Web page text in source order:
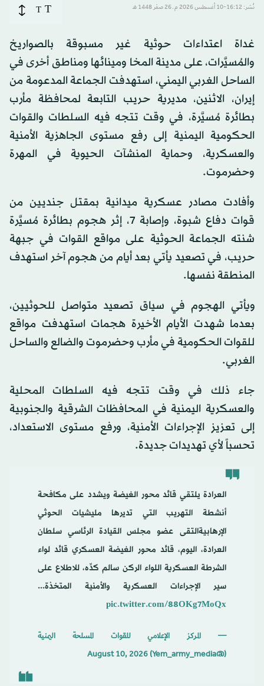
نُشر: 16:12-10 أغسطس 2026 م ـ 26 صفَر 1448 هـ T
T
غداة اعتداءات حوثية غير مسبوقة بالصواريخ
والمُسيَّرات، على مدينة المخا ومينائها ومناطق أخرى في
الساحل الغربي اليمني، استهدفت الجماعة المدعومة من
إيران، الاثنين، مديرية حريب التابعة لمحافظة مأرب
بطائرة مُسيَّرة، في وقت تتجه فيه السلطات والقوات
الحكومية اليمنية إلى رفع مستوى الجاهزية الأمنية
والعسكرية، وحماية المنشآت الحيوية في المهرة
وحضرموت.
وأفادت مصادر عسكرية ميدانية بمقتل جنديين من
قوات دفاع شبوة، وإصابة 7، إثر هجوم بطائرة مُسيَّرة
شنته الجماعة الحوثية على مواقع القوات في جبهة
حريب، في تصعيد يأتي بعد أيام من هجوم آخر استهدف
المنطقة نفسها.
ويأتي الهجوم في سياق تصعيد متواصل للحوثيين،
بعدما شهدت الأيام الأخيرة هجمات استهدفت مواقع
للقوات الحكومية في مأرب وحضرموت والضالع والساحل
الغربي.
جاء ذلك في وقت تتجه فيه السلطات المحلية
والعسكرية اليمنية في المحافظات الشرقية والجنوبية
إلى تعزيز الإجراءات الأمنية، ورفع مستوى الاستعداد،
تحسباً لأي تهديدات جديدة.
العرادة يلتقي قائد محور الغيضة ويشدد على مكافحة
أنشطة التهريب التي تديرها مليشيات الحوثي
الإرهابيةالتقى عضو مجلس القيادة الرئاسي سلطان
العرادة، اليوم، قائد محور الغيضة العسكري قائد لواء
الشرطة العسكرية اللواء الركن سالم كدِّه، للاطلاع على
سير الإجراءات العسكرية والأمنية المتخذة...
pic.twitter.com/88OKg7MoQx
— المركز الإعلامي للقوات المسلحة اليمنية
(@Yem_army_media)
August 10, 2026